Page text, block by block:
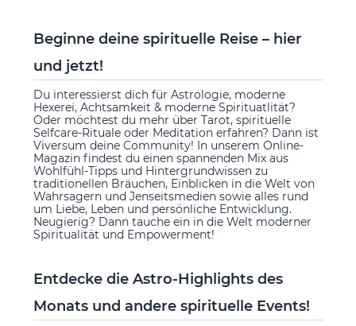
Beginne deine spirituelle Reise – hier
und jetzt!
Du interessierst dich für Astrologie, moderne
Hexerei, Achtsamkeit & moderne Spirituatlität?
Oder möchtest du mehr über Tarot, spirituelle
Selfcare-Rituale oder Meditation erfahren? Dann ist
Viversum deine Community! In unserem Online-
Magazin findest du einen spannenden Mix aus
Wohlfühl-Tipps und Hintergrundwissen zu
traditionellen Bräuchen, Einblicken in die Welt von
Wahrsagern und Jenseitsmedien sowie alles rund
um Liebe, Leben und persönliche Entwicklung.
Neugierig? Dann tauche ein in die Welt moderner
Spiritualität und Empowerment!
Entdecke die Astro-Highlights des
Monats und andere spirituelle Events!